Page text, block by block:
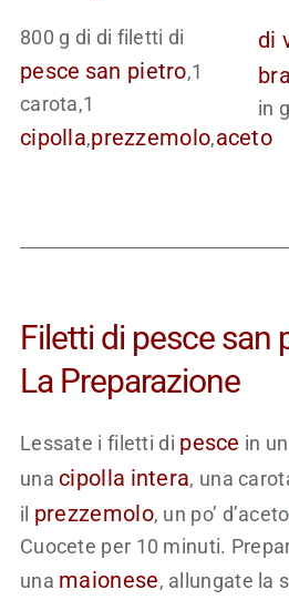
800 g di di filetti di
pesce san pietro,1
carota,1
cipolla,prezzemolo,aceto
di
in
Filetti di pesce san
La Preparazione
Lessate i filetti di pesce in
una cipolla intera, una
il prezzemolo, un po’
Cuocete per 10 minuti.
una maionese, allungate la